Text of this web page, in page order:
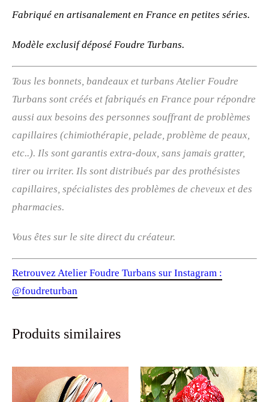
Fabriqué en artisanalement en France en petites séries.
Modèle exclusif déposé Foudre Turbans.
Tous les bonnets, bandeaux et turbans Atelier Foudre
Turbans sont créés et fabriqués en France pour répondre
aussi aux besoins des personnes souffrant de problèmes
capillaires (chimiothérapie, pelade, problème de peaux,
etc..). Ils sont garantis extra-doux, sans jamais gratter,
tirer ou irriter. Ils sont distribués par des prothésistes
capillaires, spécialistes des problèmes de cheveux et des
pharmacies.
Vous êtes sur le site direct du créateur.
Retrouvez Atelier Foudre Turbans sur Instagram :
@foudreturban
Produits similaires